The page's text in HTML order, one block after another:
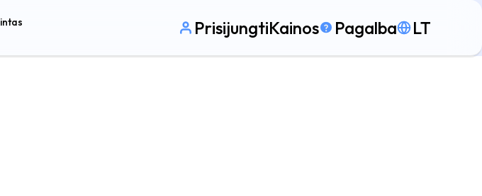
PrisijungtiKainos Pagalba LT